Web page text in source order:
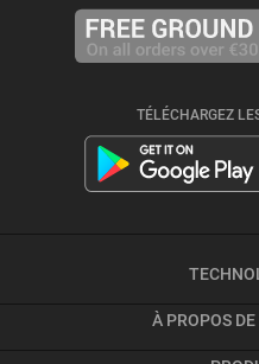
TÉLÉCHARGEZ
Imagerie thermiqueÀ PROPOS